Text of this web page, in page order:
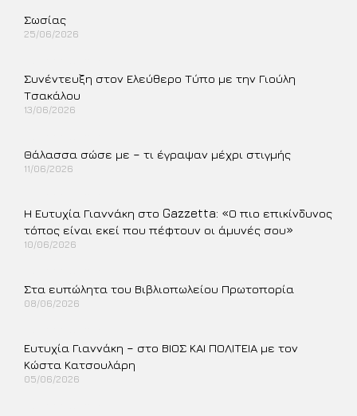
Σωσίας
25/06/2026
Συνέντευξη στον Ελεύθερο Τύπο με την Γιούλη
Τσακάλου
13/06/2026
Θάλασσα σώσε με – τι έγραψαν μέχρι στιγμής
11/06/2026
Η Ευτυχία Γιαννάκη στο Gazzetta: «Ο πιο επικίνδυνος
τόπος είναι εκεί που πέφτουν οι άμυνές σου»
10/06/2026
Στα ευπώλητα του Βιβλιοπωλείου Πρωτοπορία
08/06/2026
Ευτυχία Γιαννάκη – στο ΒΙΟΣ ΚΑΙ ΠΟΛΙΤΕΙΑ με τον
Κώστα Κατσουλάρη
05/06/2026